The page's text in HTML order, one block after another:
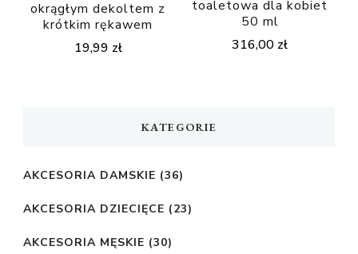
okrągłym dekoltem z
krótkim rękawem
19,99 zł
toaletowa dla kobiet
50 ml
316,00 zł
KATEGORIE
AKCESORIA DAMSKIE (36)
AKCESORIA DZIECIĘCE (23)
AKCESORIA MĘSKIE (30)